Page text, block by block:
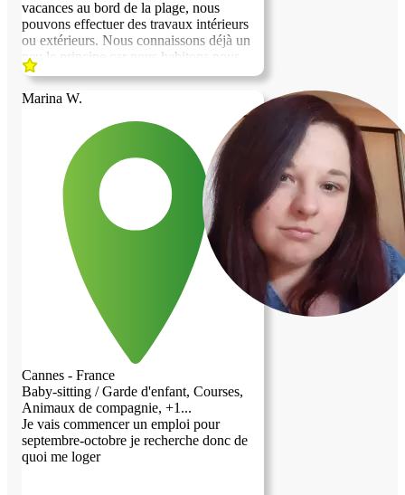
vacances au bord de la plage, nous
pouvons effectuer des travaux intérieurs
ou extérieurs. Nous connaissons déjà un
peu le principe car nous habitons nous
même dans un logement contre service.
Nous avons des photos en appui pour les
travaux que nous avons déjà effectué.
Marina W.
Cannes - France
Baby-sitting / Garde d'enfant, Courses,
Animaux de compagnie, +1...
Je vais commencer un emploi pour
septembre-octobre je recherche donc de
quoi me loger